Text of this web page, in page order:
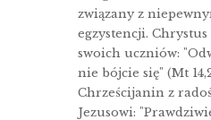
związany z
egzystencji.
swoich uczniów:
nie bójcie się" (Mt
Chrześcijanin z
Jezusowi: